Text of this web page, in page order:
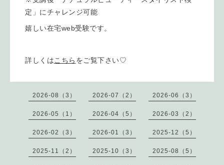
定」にチャレンジ可能
嬉しい在宅web受験です。
詳しくはこちら をご覧下さい♡
2026-08（3） 2026-07（2） 2026-06（3）
2026-05（1） 2026-04（5） 2026-03（2）
2026-02（3） 2026-01（3） 2025-12（5）
2025-11（2） 2025-10（3） 2025-08（5）